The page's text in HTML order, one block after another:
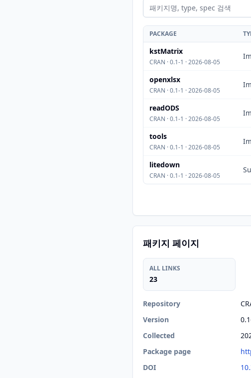
PACKAGE
kstMatrix
CRAN · 0.1-1 · 2026-08-05
openxlsx
CRAN · 0.1-1 · 2026-08-05
readODS
CRAN · 0.1-1 · 2026-08-05
tools
CRAN · 0.1-1 · 2026-08-05
litedown
CRAN · 0.1-1 · 2026-08-05
패키지 페이지
ALL LINKS
23
Repository
Version
Collected
Package page
DOI